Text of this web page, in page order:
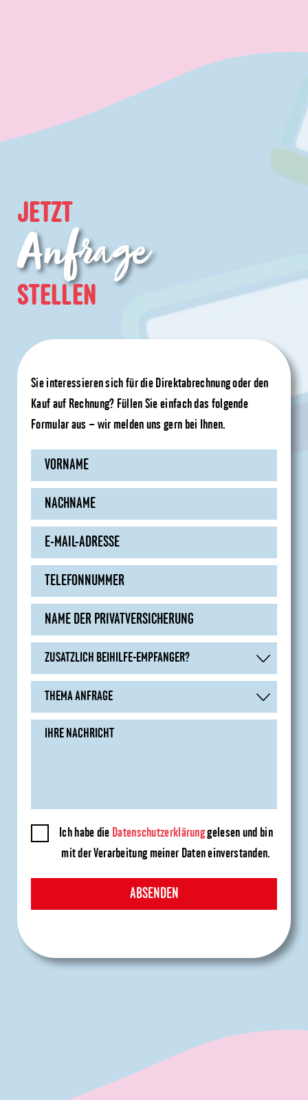
JETZT
Anfrage
STELLEN
Sie interessieren sich für die Direktabrechnung oder den
Kauf auf Rechnung? Füllen Sie einfach das folgende
Formular aus – wir melden uns gern bei Ihnen.
Ich habe die Datenschutzerklärunggelesen und bin
mit der Verarbeitung meiner Daten einverstanden.